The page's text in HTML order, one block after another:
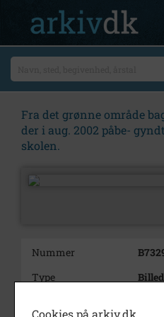
Fra det grønne område
der i aug. 2002 påbe-
skolen.
Nummer
Type
Cookies på arkiv.dk